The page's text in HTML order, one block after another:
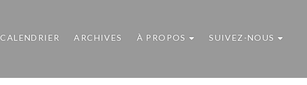
CALENDRIER ARCHIVES À PROPOS SUIVEZ-NOUS